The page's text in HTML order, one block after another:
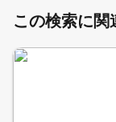
この検索に関